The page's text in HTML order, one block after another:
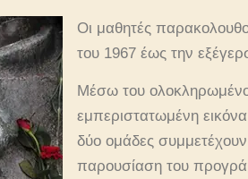
Οι μαθητές
του 1967 έως την
Μέσω του
εμπεριστατωμένη
δύο ομάδες
παρουσίαση του